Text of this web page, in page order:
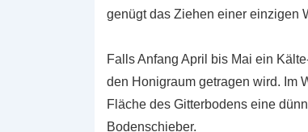
genügt das Ziehen einer einzigen
Falls Anfang April bis Mai ein
den Honigraum getragen wird. Im
Fläche des Gitterbodens eine
Bodenschieber.